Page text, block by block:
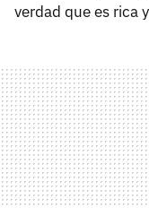
verdad que es rica